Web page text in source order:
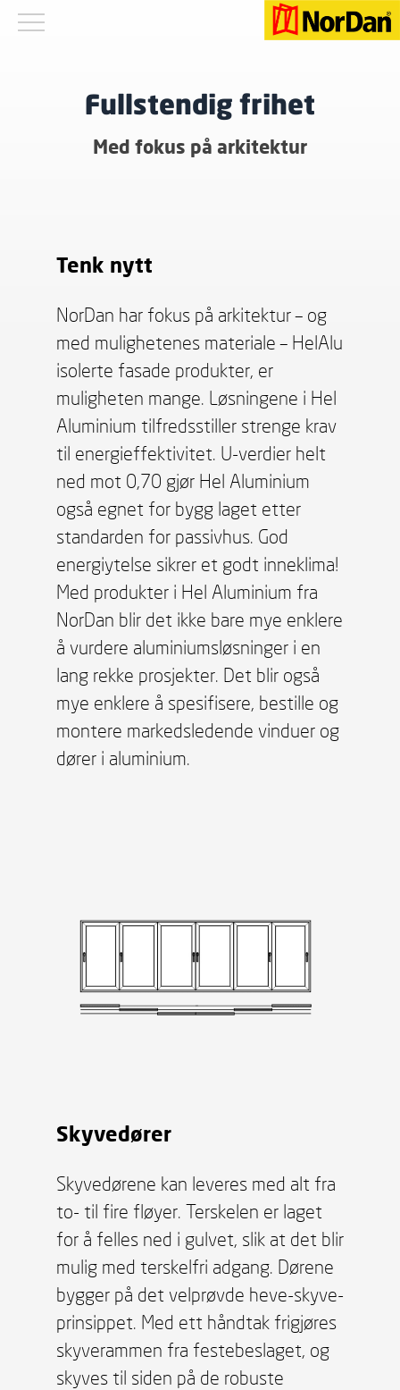
Fullstendig frihet
Med fokus på arkitektur
Tenk nytt
NorDan har fokus på arkitektur – og
med mulighetenes materiale – HelAlu
isolerte fasade produkter, er
muligheten mange. Løsningene i Hel
Aluminium tilfredsstiller strenge krav
til energieffektivitet. U-verdier helt
ned mot 0,70 gjør Hel Aluminium
også egnet for bygg laget etter
standarden for passivhus. God
energiytelse sikrer et godt inneklima!
Med produkter i Hel Aluminium fra
NorDan blir det ikke bare mye enklere
å vurdere aluminiumsløsninger i en
lang rekke prosjekter. Det blir også
mye enklere å spesifisere, bestille og
montere markedsledende vinduer og
dører i aluminium.
Skyvedører
Skyvedørene kan leveres med alt fra
to- til fire fløyer. Terskelen er laget
for å felles ned i gulvet, slik at det blir
mulig med terskelfri adgang. Dørene
bygger på det velprøvde heve-skyve-
prinsippet. Med ett håndtak frigjøres
skyverammen fra festebeslaget, og
skyves til siden på de robuste